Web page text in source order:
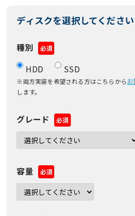
ディスクを選択してください
種別 必須
HDD SSD
※両方実装を希望される方はこちらから
します。
グレード 必須
容量 必須